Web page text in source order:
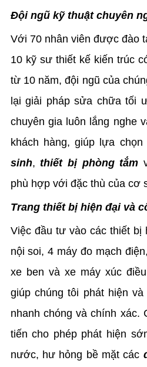
Đội ngũ kỹ thuật chuyên
Với 70 nhân viên được đào
10 kỹ sư thiết kế kiến trúc
từ 10 năm, đội ngũ của
lại giải pháp sửa chữa tối
chuyên gia luôn lắng nghe
khách hàng, giúp lựa chọn
sinh,thiết bị phòng tắm
phù hợp với đặc thù của cơ
Trang thiết bị hiện đại và
Việc đầu tư vào các thiết bị
nội soi, 4 máy đo mạch
xe ben và xe máy xúc
giúp chúng tôi phát hiện
nhanh chóng và chính xác.
tiến cho phép phát hiện
nước, hư hỏng bề mặt các